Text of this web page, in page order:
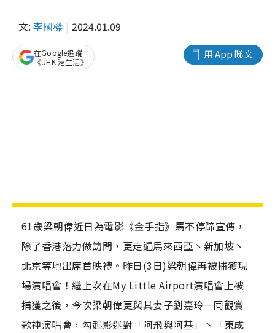
文: 李國樑 2024.01.09
用 App 睇文
在Google追蹤
《UHK 港生活》
61歲梁朝偉近日為電影《金手指》馬不停蹄宣傳，
除了香港落力做訪問，更走遍馬來西亞丶新加坡丶
北京等地出席首映禮。昨日(3日)梁朝偉再被捕獲現
場演唱會！繼上次在My Little Airport演唱會上被
捕獲之後，今次梁朝偉更與其妻子劉嘉玲一同觀賞
歌神演唱會，勾起影迷對「阿飛與阿基」丶「東成